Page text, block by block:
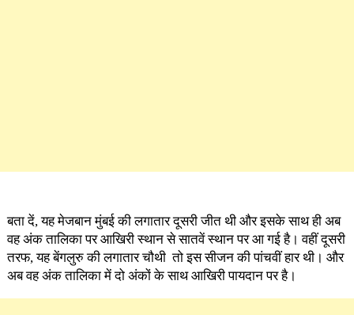
बता दें, यह मेजबान मुंबई की लगातार दूसरी जीत थी और इसके साथ ही अब
वह अंक तालिका पर आखिरी स्थान से सातवें स्थान पर आ गई है। वहीं दूसरी
तरफ, यह बेंगलुरु की लगातार चौथी तो इस सीजन की पांचवीं हार थी। और
अब वह अंक तालिका में दो अंकों के साथ आखिरी पायदान पर है।